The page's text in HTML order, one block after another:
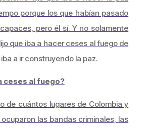
porque los que habían pasado
pero él sí. Y no solamente
que iba a hacer ceses al fuego de
a ir construyendo la paz.
ceses al fuego?
de cuántos lugares de Colombia y
las bandas criminales, las